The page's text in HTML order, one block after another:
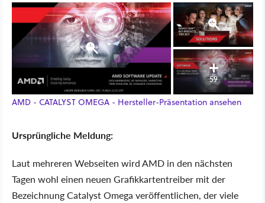
59
AMD - CATALYST OMEGA - Hersteller-Präsentation ansehen
Ursprüngliche Meldung:
Laut mehreren Webseiten wird AMD in den nächsten
Tagen wohl einen neuen Grafikkartentreiber mit der
Bezeichnung Catalyst Omega veröffentlichen, der viele